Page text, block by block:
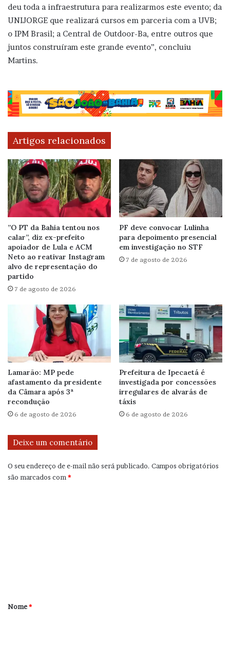
deu toda a infraestrutura para realizarmos este evento; da
UNIJORGE que realizará cursos em parceria com a UVB;
o IPM Brasil; a Central de Outdoor-Ba, entre outros que
juntos construíram este grande evento”, concluiu
Martins.
Artigos relacionados
”O PT da Bahia tentou nos
calar”, diz ex-prefeito
apoiador de Lula e ACM
Neto ao reativar Instagram
alvo de representação do
partido
7 de agosto de 2026
PF deve convocar Lulinha
para depoimento presencial
em investigação no STF
7 de agosto de 2026
Lamarão: MP pede
afastamento da presidente
da Câmara após 3ª
recondução
6 de agosto de 2026
Prefeitura de Ipecaetá é
investigada por concessões
irregulares de alvarás de
táxis
6 de agosto de 2026
Deixe um comentário
O seu endereço de e-mail não será publicado. Campos obrigatórios
são marcados com*
r
Nome*